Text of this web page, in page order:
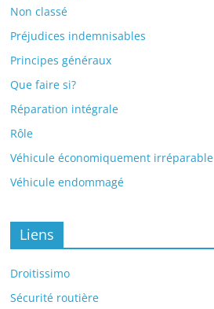
Non classé
Préjudices indemnisables
Principes généraux
Que faire si?
Réparation intégrale
Rôle
Véhicule économiquement irréparable
Véhicule endommagé
Liens
Droitissimo
Sécurité routière